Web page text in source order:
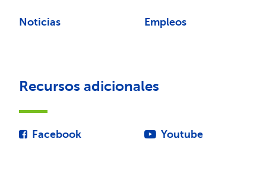
Noticias Empleos
Recursos adicionales
Facebook Youtube